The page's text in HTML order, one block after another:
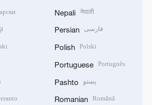
Nepali नेपाली
Persian فارسی
Polish Polski
Portuguese Português
Pashto پښتو
Romanian Română